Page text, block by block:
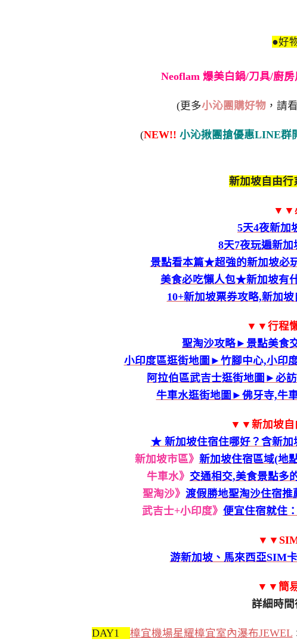
●好
Neoflam 爆美白鍋/刀具/廚房
(更多小沁團購好物 ，請
(NEW!! 小沁揪團搶優惠LINE群
新加坡自由
▼▼
5天4夜新加
8天7夜玩遍新
景點看本篇★超強的新加坡必
美食必吃懶人包★新加坡有
10+新加坡票券攻略,新加
▼▼行程
聖淘沙攻略►景點美食
小印度區逛街地圖►竹腳中心,小印
阿拉伯區武吉士逛街地圖►必
牛車水逛街地圖►佛牙寺,牛
▼▼新加坡自
★ 新加坡住宿住哪好？含新
新加坡市區》 新加坡住宿區域(地
牛車水》 交通相交,美食景點多
聖淘沙》 渡假勝地聖淘沙住宿推
武吉士+小印度》 便宜住宿就住
游新加坡、馬來西亞SIM卡
▼▼簡
詳細時
DAY1 樟宜機場星耀樟宜室內瀑布JEWEL